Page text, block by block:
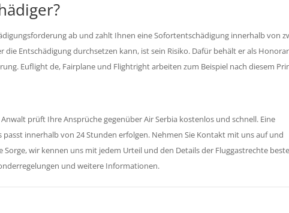
ab und zahlt Ihnen eine Sofortentschädigung innerhalb von
Entschädigung durchsetzen kann, ist sein Risiko. Dafür behält er als Honorar
Euflight de, Fairplane und Flightright arbeiten zum Beispiel nach diesem
prüft Ihre Ansprüche gegenüber Air Serbia kostenlos und schnell. Eine
innerhalb von 24 Stunden erfolgen. Nehmen Sie Kontakt mit uns auf und
Sorge, wir kennen uns mit jedem Urteil und den Details der Fluggastrechte
und weitere Informationen.